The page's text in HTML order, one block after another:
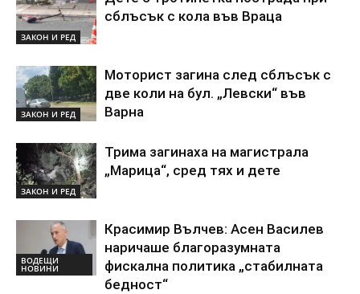
ЗАКОН И РЕД
сблъсък с кола във Враца
ЗАКОН И РЕД
Моторист загина след сблъсък с
две коли на бул. „Левски“ във
Варна
ЗАКОН И РЕД
Трима загинаха на магистрала
„Марица“, сред тях и дете
ВОДЕЩИ
НОВИНИ
Красимир Вълчев: Асен Василев
наричаше благоразумната
фискална политика „стабилната
бедност“